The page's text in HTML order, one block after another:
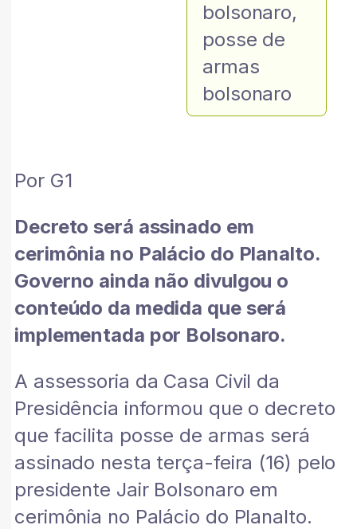
bolsonaro,
posse de
armas
bolsonaro
Por G1
Decreto será assinado em
cerimônia no Palácio do Planalto.
Governo ainda não divulgou o
conteúdo da medida que será
implementada por Bolsonaro.
A assessoria da Casa Civil da
Presidência informou que o decreto
que facilita posse de armas será
assinado nesta terça-feira (16) pelo
presidente Jair Bolsonaro em
cerimônia no Palácio do Planalto.